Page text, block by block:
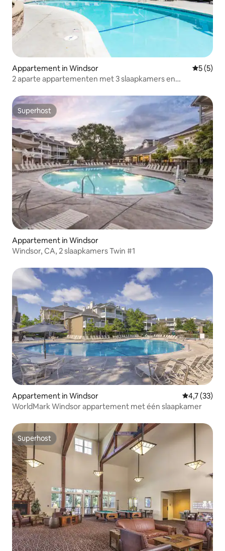
Appartement in Windsor
5 (5)
2 aparte appartementen met 3 slaapkamers en
Superhost
Superhost
Appartement in Windsor
Windsor, CA, 2 slaapkamers Twin #1
Appartement in Windsor
4,7 (33)
WorldMark Windsor appartement met één slaapkamer
Superhost
Superhost